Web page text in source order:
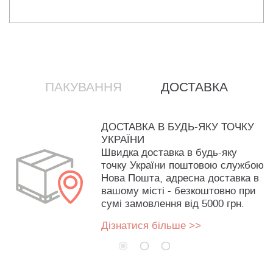
ПАКУВАННЯ ДОСТАВКА
ДОСТАВКА В БУДЬ-ЯКУ ТОЧКУ
УКРАЇНИ
Швидка доставка в будь-яку
точку України поштовою службою
Нова Пошта, адресна доставка в
вашому місті - безкоштовно при
сумі замовлення від 5000 грн.
Дізнатися більше >>